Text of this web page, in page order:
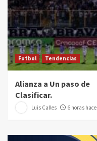
Futbol Tendencias
Alianza a Un paso de
Clasificar.
Luis Calles 6 horas hace